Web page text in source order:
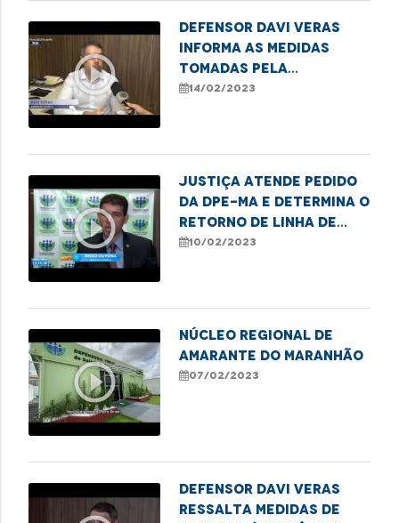
play_circle_outline
Defensor Davi Veras
informa as medidas
tomadas pela
Defensoria em casos de
14/02/2023
play_circle_outline
JUSTIÇA ATENDE PEDIDO
DA DPE-MA E DETERMINA O
RETORNO DE LINHA DE
ÔNIBUS NO BAIRRO JOÃO
10/02/2023
play_circle_outline
NÚCLEO REGIONAL DE
AMARANTE DO MARANHÃO
07/02/2023
Defensor Davi Veras
ressalta medidas de